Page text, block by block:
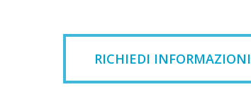
RICHIEDI INFORMAZIONI